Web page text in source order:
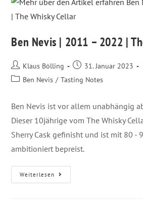
Ben Nevis | 2011 – 2022 |
Klaus Bölling
31. Januar 2023
Ben Nevis / Tasting Notes
Ben Nevis ist vor allem unabhängig
Dieser 10jährige vom The Whisky
Sherry Cask gefinisht und ist mit 80 -
ambitioniert bepreist.
Weiterlesen